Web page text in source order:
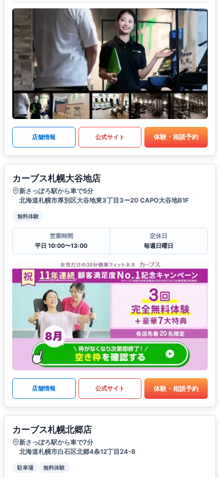
店舗情報 公式サイト 体験・相談予約
カーブス札幌大谷地店
新さっぽろ駅から車で5分
北海道札幌市厚別区大谷地東3丁目3ー20 CAPO大谷地B1F
無料体験
営業時間
平日 10:00〜13:00
定休日
毎週日曜日
店舗情報 公式サイト 体験・相談予約
カーブス札幌北郷店
新さっぽろ駅から車で7分
北海道札幌市白石区北郷4条12丁目24-8
駐車場 無料体験